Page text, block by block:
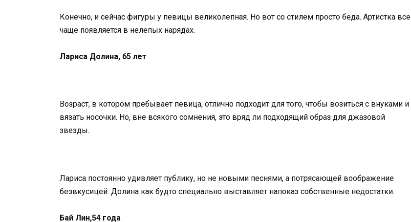
Конечно, и сейчас фигуры у певицы великолепная. Но вот со стилем просто беда. Артистка все
чаще появляется в нелепых нарядах.
Лариса Долина, 65 лет
Возраст, в котором пребывает певица, отлично подходит для того, чтобы возиться с внуками и
вязать носочки. Но, вне всякого сомнения, это вряд ли подходящий образ для джазовой
звезды.
Лариса постоянно удивляет публику, но не новыми песнями, а потрясающей воображение
безвкусицей. Долина как будто специально выставляет напоказ собственные недостатки.
Бай Лин,54 года